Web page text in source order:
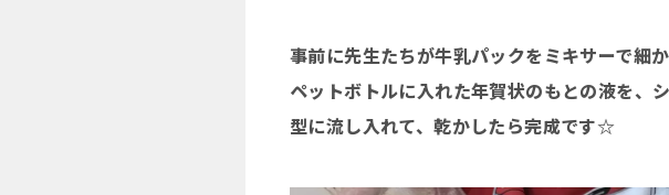
事前に先生たちが牛乳パックをミキサーで細
ペットボトルに入れた年賀状のもとの液を
型に流し入れて、乾かしたら完成です☆